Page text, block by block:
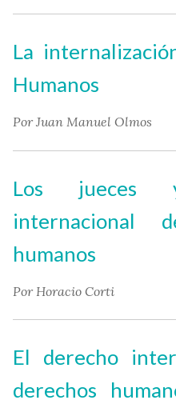
La
Humanos
Por Juan Manuel Olmos
Los jueces
internacional
humanos
Por Horacio Corti
El derecho
derechos